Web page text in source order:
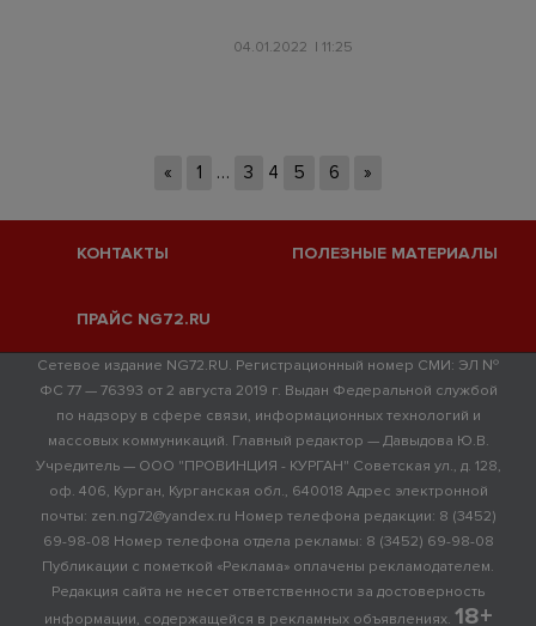
04.01.2022 11:25
« 1 … 3 4 5 6 »
КОНТАКТЫ ПОЛЕЗНЫЕ МАТЕРИАЛЫ
ПРАЙС NG72.RU
Сетевое издание NG72.RU. Регистрационный номер СМИ: ЭЛ №
ФС 77 — 76393 от 2 августа 2019 г. Выдан Федеральной службой
по надзору в сфере связи, информационных технологий и
массовых коммуникаций. Главный редактор — Давыдова Ю.В.
Учредитель — ООО "ПРОВИНЦИЯ - КУРГАН" Советская ул., д. 128,
оф. 406, Курган, Курганская обл., 640018 Адрес электронной
почты: zen.ng72@yandex.ru Номер телефона редакции: 8 (3452)
69-98-08 Номер телефона отдела рекламы: 8 (3452) 69-98-08
Публикации с пометкой «Реклама» оплачены рекламодателем.
Редакция сайта не несет ответственности за достоверность
информации, содержащейся в рекламных объявлениях. 18+